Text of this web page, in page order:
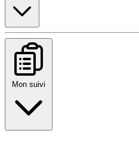
Mon suivi